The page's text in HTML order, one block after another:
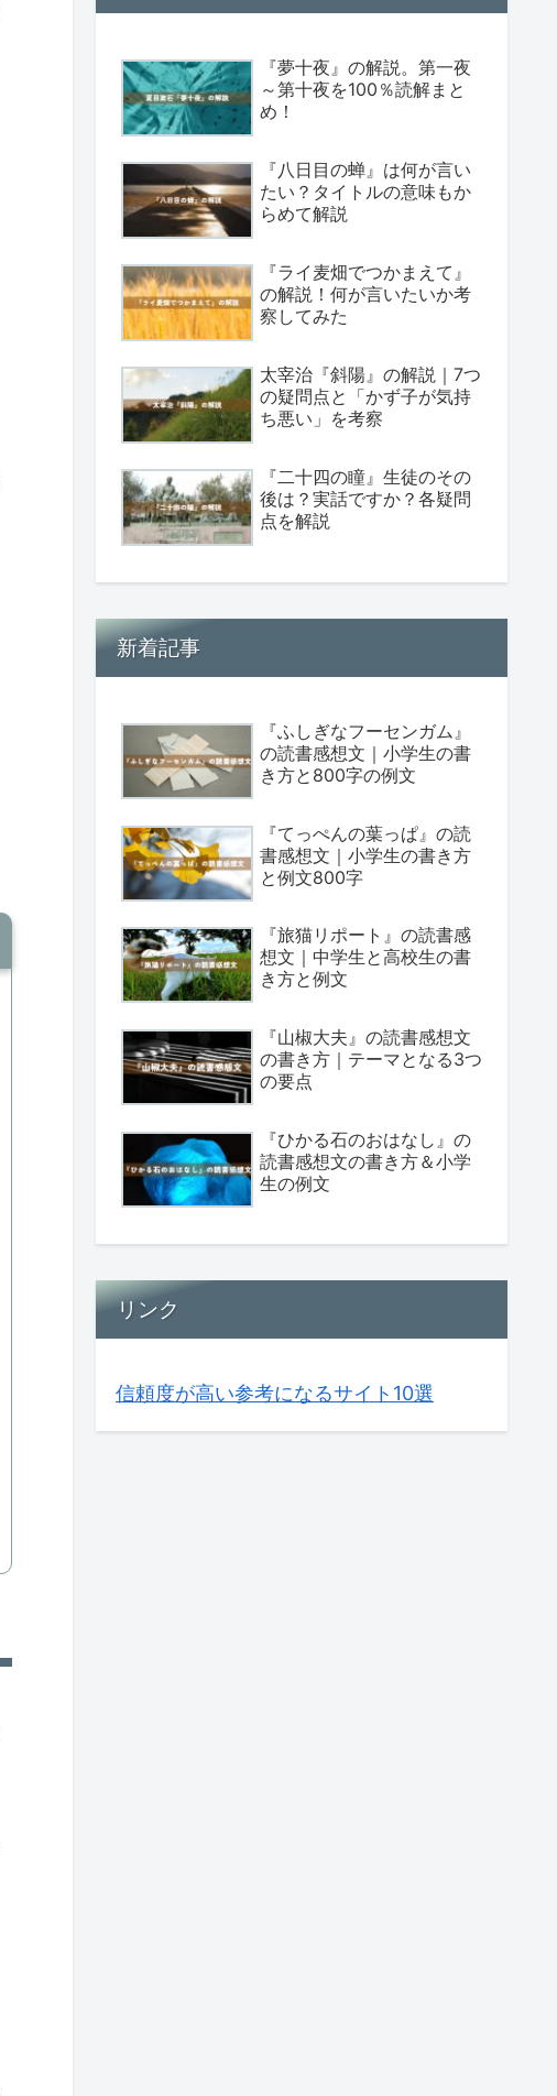
『夢十夜』の解説。第一夜
～第十夜を100％読解まと
め！
『八日目の蝉』は何が言い
たい？タイトルの意味もか
らめて解説
『ライ麦畑でつかまえて』
の解説！何が言いたいか考
察してみた
太宰治『斜陽』の解説｜7つ
の疑問点と「かず子が気持
ち悪い」を考察
『二十四の瞳』生徒のその
後は？実話ですか？各疑問
点を解説
新着記事
『ふしぎなフーセンガム』
の読書感想文｜小学生の書
き方と800字の例文
『てっぺんの葉っぱ』の読
書感想文｜小学生の書き方
と例文800字
『旅猫リポート』の読書感
想文｜中学生と高校生の書
き方と例文
『山椒大夫』の読書感想文
の書き方｜テーマとなる3つ
の要点
『ひかる石のおはなし』の
読書感想文の書き方＆小学
生の例文
リンク
信頼度が高い参考になるサイト10選